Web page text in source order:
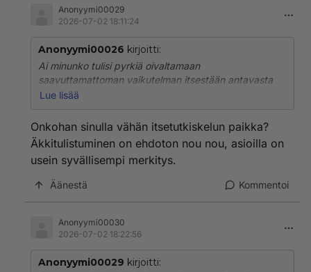
Anonyymi00029
2026-07-02 18:11:24
Anonyymi00026 kirjoitti:
Ai minunko tulisi pyrkiä oivaltamaan
saavuttamattoman vaikutelman itsestään antavasta
onko kyse huonosta itsetunnosta, eikä hänen pyrkiä
itsestään?
GTFO. Mitä ihmeen lapsia täällä pyörii? Koskaan eivät
itse ole vastuullisia omasta toiminnastaan tai
ulosannistaan vaan vaaditaan toiselta Sherlock
Holmesin kykyjä. Ikuisia lapsia, eli feminismin ja
metoon kasvatteja vinksahtaneilla aivoillaan.
Lue lisää
Onkohan sinulla vähän itsetutkiskelun paikka?
Äkkitulistuminen on ehdoton nou nou, asioilla on
usein syvällisempi merkitys.
Äänestä Kommentoi
Anonyymi00030
2026-07-02 18:22:56
Anonyymi00029 kirjoitti: